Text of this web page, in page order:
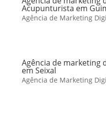
Acupunturista em
Agência de Marketing
Agência de marketing
em Seixal
Agência de Marketing